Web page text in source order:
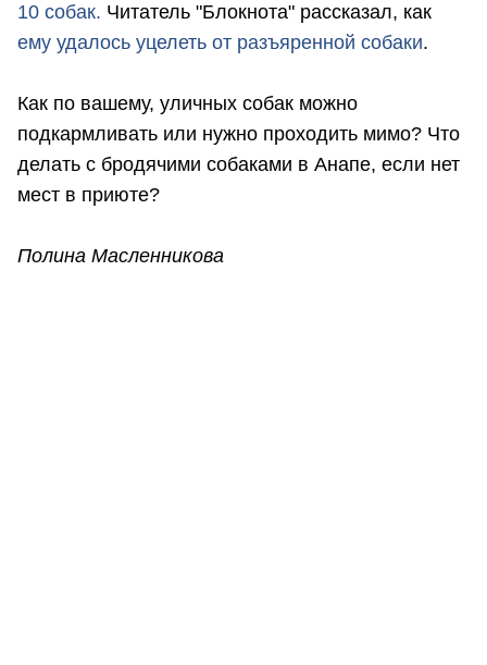
10 собак. Читатель "Блокнота" рассказал, как
ему удалось уцелеть от разъяренной собаки.
Как по вашему, уличных собак можно
подкармливать или нужно проходить мимо? Что
делать с бродячими собаками в Анапе, если нет
мест в приюте?
Полина Масленникова